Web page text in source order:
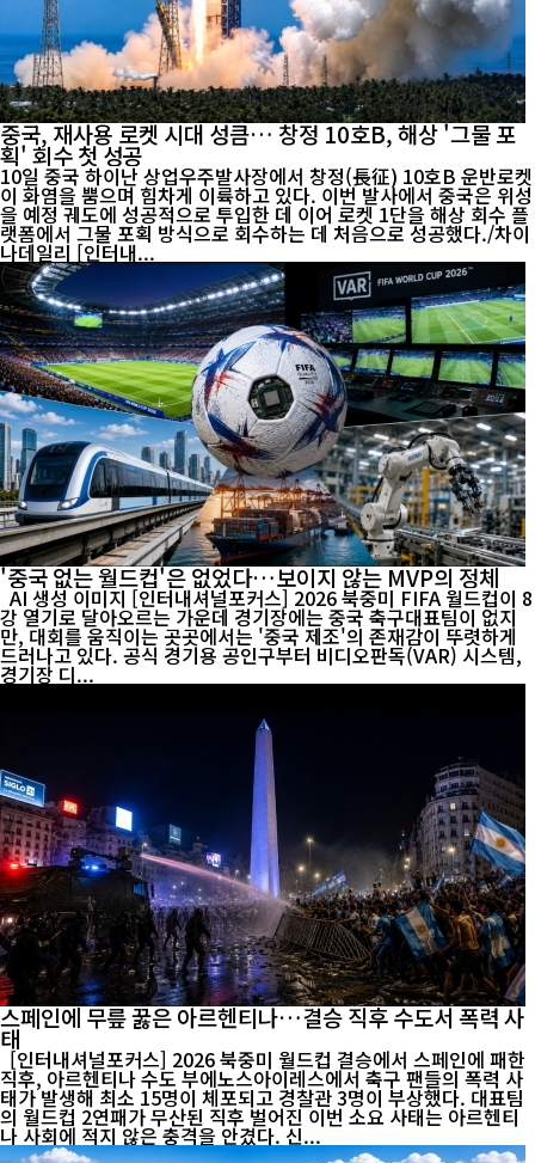
중국, 재사용 로켓 시대 성큼… 창정 10호B, 해상 '그물 포
획' 회수 첫 성공
10일 중국 하이난 상업우주발사장에서 창정(長征) 10호B 운반로켓
이 화염을 뿜으며 힘차게 이륙하고 있다. 이번 발사에서 중국은 위성
을 예정 궤도에 성공적으로 투입한 데 이어 로켓 1단을 해상 회수 플
랫폼에서 그물 포획 방식으로 회수하는 데 처음으로 성공했다./차이
나데일리 [인터내...
'중국 없는 월드컵'은 없었다…보이지 않는 MVP의 정체
강 열기로 달아오르는 가운데 경기장에는 중국 축구대표팀이 없지
만, 대회를 움직이는 곳곳에서는 '중국 제조'의 존재감이 뚜렷하게
드러나고 있다. 공식 경기용 공인구부터 비디오판독(VAR) 시스템,
경기장 디...
스페인에 무릎 꿇은 아르헨티나…결승 직후 수도서 폭력 사
태
[인터내셔널포커스] 2026 북중미 월드컵 결승에서 스페인에 패한
직후, 아르헨티나 수도 부에노스아이레스에서 축구 팬들의 폭력 사
태가 발생해 최소 15명이 체포되고 경찰관 3명이 부상했다. 대표팀
의 월드컵 2연패가 무산된 직후 벌어진 이번 소요 사태는 아르헨티
나 사회에 적지 않은 충격을 안겼다. 신...